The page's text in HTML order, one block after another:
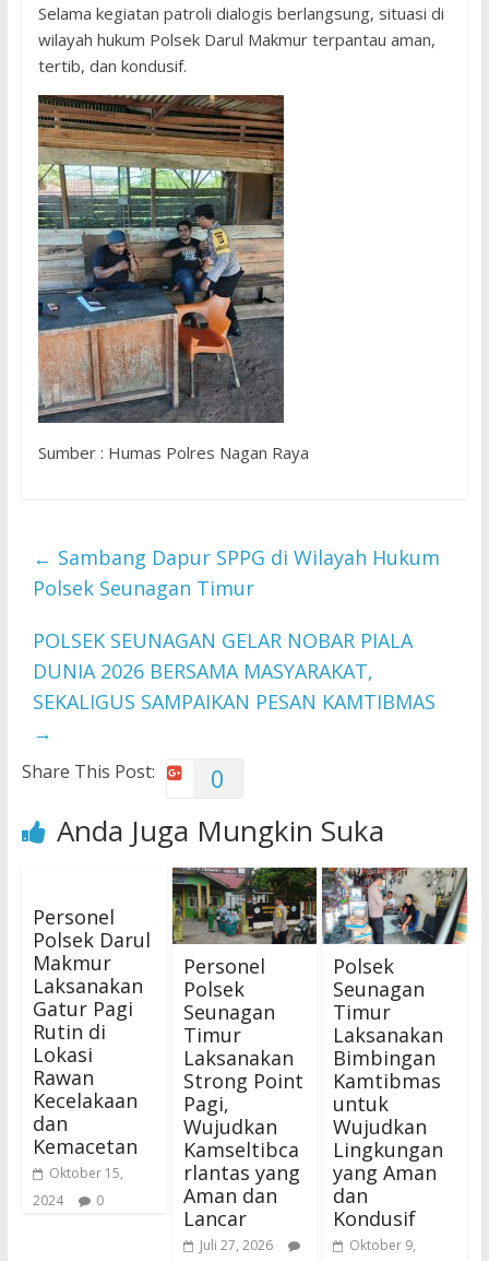
Selama kegiatan patroli dialogis berlangsung, situasi di
wilayah hukum Polsek Darul Makmur terpantau aman,
tertib, dan kondusif.
Sumber : Humas Polres Nagan Raya
← Sambang Dapur SPPG di Wilayah Hukum
Polsek Seunagan Timur
POLSEK SEUNAGAN GELAR NOBAR PIALA
DUNIA 2026 BERSAMA MASYARAKAT,
SEKALIGUS SAMPAIKAN PESAN KAMTIBMAS
→
Share This Post: 0
Anda Juga Mungkin Suka
Personel
Polsek Darul
Makmur
Laksanakan
Gatur Pagi
Rutin di
Lokasi
Rawan
Kecelakaan
dan
Kemacetan
Oktober 15,
2024
0
Personel
Polsek
Seunagan
Timur
Laksanakan
Strong Point
Pagi,
Wujudkan
Kamseltibca
rlantas yang
Aman dan
Lancar
Juli 27, 2026
Polsek
Seunagan
Timur
Laksanakan
Bimbingan
Kamtibmas
untuk
Wujudkan
Lingkungan
yang Aman
dan
Kondusif
Oktober 9,